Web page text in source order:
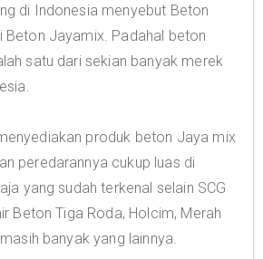
di Indonesia menyebut Beton
Beton Jayamix. Padahal beton
satu dari sekian banyak merek
produk beton Jaya mix
peredarannya cukup luas di
yang sudah terkenal selain SCG
Beton Tiga Roda, Holcim, Merah
banyak yang lainnya.